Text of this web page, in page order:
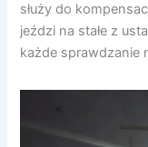
służy do
jeździ na stałe z
każde sprawdzanie